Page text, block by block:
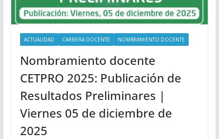
ACTUALIDAD CARRERA DOCENTE NOMBRAMIENTO DOCENTE
Nombramiento docente
CETPRO 2025: Publicación de
Resultados Preliminares |
Viernes 05 de diciembre de
2025